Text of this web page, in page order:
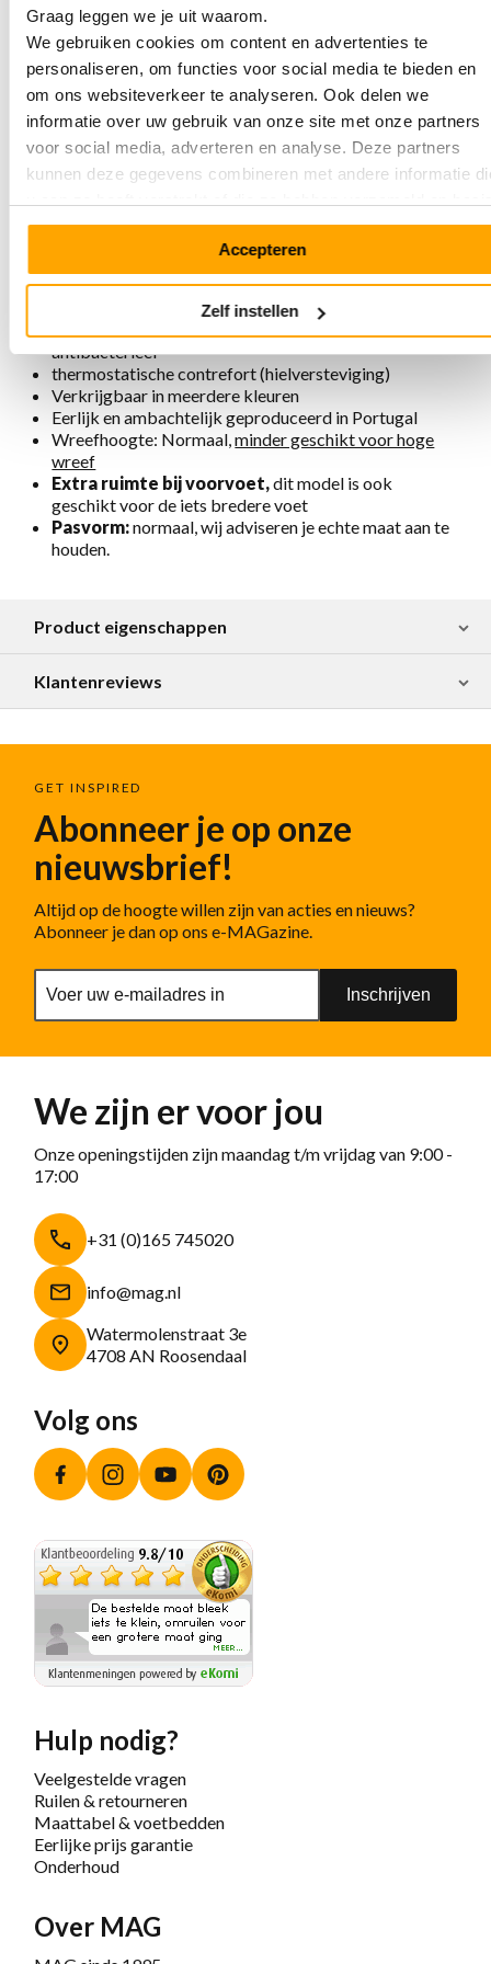
Graag leggen we je uit waarom.
We gebruiken cookies om content en advertenties te
personaliseren, om functies voor social media te bieden en
om ons websiteverkeer te analyseren. Ook delen we
informatie over uw gebruik van onze site met onze partners
voor social media, adverteren en analyse. Deze partners
kunnen deze gegevens combineren met andere informatie
van uw gebruik van hun services.
Accepteren
Zelf instellen
Model
is geschikt voor een wat bredere voet. De
schoenen hebben een thermostatische contrefort. Die is
iets geknepen en gaat bij het inlopen steeds lekkerder
zitten. Het zorgt ervoor dat je goede steun hebt en
minder snel moe wordt. Eenmaal aan, nooit meer uit!
Eigenschappen MPS 4149 Black
Gemaakt van stevig natuurlijk gelooid Naturex Bio-
Gemakkelijk aan- en uittrekken dankzij elastische
antibacterieel
thermostatische contrefort (hielversteviging)
Verkrijgbaar in meerdere kleuren
Eerlijk en ambachtelijk geproduceerd in Portugal
Wreefhoogte: Normaal,minder geschikt voor hoge
wreef
Extra ruimte bij voorvoet,dit model is ook
geschikt voor de iets bredere voet
Pasvorm:normaal, wij adviseren je echte maat aan te
houden.
Product eigenschappen
Klantenreviews
GET INSPIRED
Abonneer je op onze
nieuwsbrief!
Altijd op de hoogte willen zijn van acties en nieuws?
Abonneer je dan op ons e-MAGazine.
Inschrijven
We zijn er voor jou
Onze openingstijden zijn maandag t/m vrijdag van 9:00 -
17:00
+31 (0)165 745020
info@mag.nl
Watermolenstraat 3e
4708 AN Roosendaal
Volg ons
FacebookInstagramYouTube
Hulp nodig?
Veelgestelde vragen
Ruilen & retourneren
Maattabel & voetbedden
Eerlijke prijs garantie
Onderhoud
Over MAG